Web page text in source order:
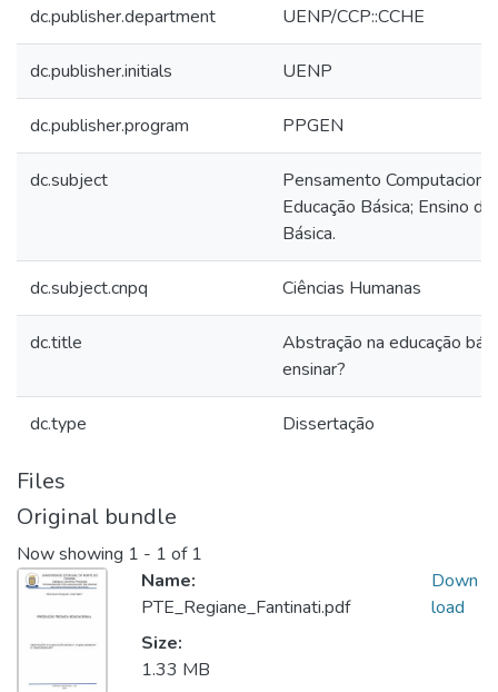
dc.publisher.department UENP/CCP::CCHE
dc.publisher.initials UENP
dc.publisher.program PPGEN
dc.subject
Pensamento
Educação Básica; Ensino
Básica.
dc.subject.cnpq Ciências Humanas
dc.title
Abstração na educação
ensinar?
dc.type Dissertação
Files
Original bundle
Now showing 1 - 1 of 1
Name:
PTE_Regiane_Fantinati.pdf
Size:
1.33 MB
Down
load